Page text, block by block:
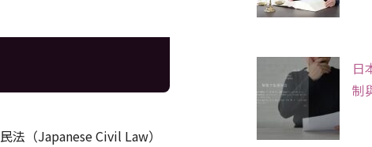
法（Japanese Civil Law）
日
制